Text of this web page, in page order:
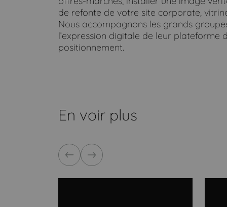
de refonte de votre site corporate,
Nous accompagnons les grands
l’expression digitale de leur plateforme
positionnement.
En voir plus
Précédent
Suivant